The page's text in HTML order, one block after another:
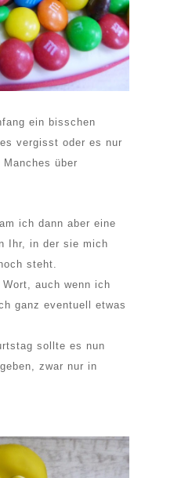
ein bisschen
vergisst oder es nur
über
ich dann aber eine
Ihr, in der sie mich
steht.
auch wenn ich
ganz eventuell etwas
sollte es nun
zwar nur in